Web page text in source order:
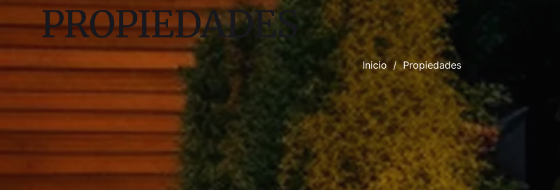
PROPIEDADES
Inicio / Propiedades